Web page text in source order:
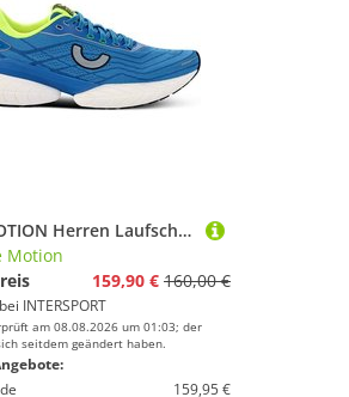
TRUE MOTION Herren Laufschuhe U-TECH Nevos 4
Motion
159,90 € 160,00 €
INTERSPORT
am 08.08.2026 um 01:03; der
seitdem geändert haben.
159,95 €